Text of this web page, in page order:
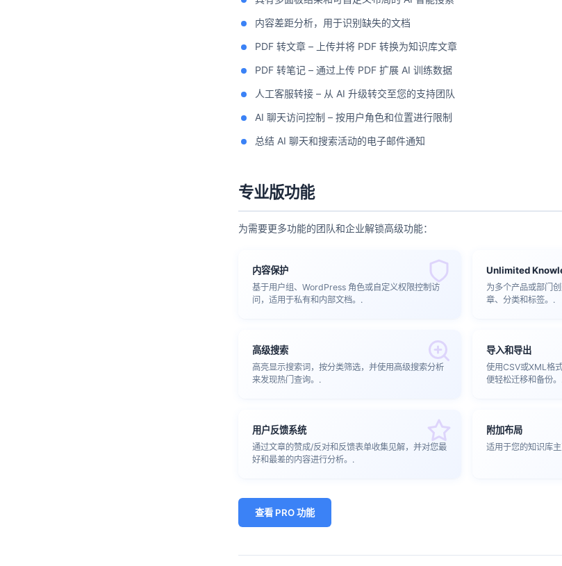
内容差距分析，用于识别缺失的文档
PDF 转文章 – 上传并将 PDF 转换为知识库文章
PDF 转笔记 – 通过上传 PDF 扩展 AI 训练数据
人工客服转接 – 从 AI 升级转交至您的支持团队
AI 聊天访问控制 – 按用户角色和位置进行限制
总结 AI 聊天和搜索活动的电子邮件通知
专业版功能
为需要更多功能的团队和企业解锁高级功能：
内容保护
基于用户组、WordPress 角色或自定义权限控制访
问，适用于私有和内部文档。.
Unlimited
为多个产品或部门
章、分类和标签。.
高级搜索
高亮显示搜索词，按分类筛选，并使用高级搜索分析
来发现热门查询。.
导入和导出
使用CSV或XML格
便轻松迁移和备份
用户反馈系统
通过文章的赞成/反对和反馈表单收集见解，并对您最
好和最差的内容进行分析。.
附加布局
适用于您的知识库
查看 PRO 功能